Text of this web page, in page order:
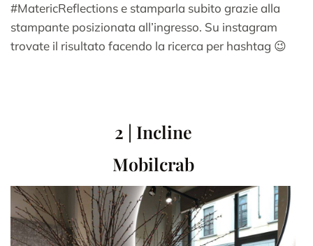
#MatericReflections e stamparla subito grazie alla
stampante posizionata all’ingresso. Su instagram
trovate il risultato facendo la ricerca per hashtag 😉
2 | Incline
Mobilcrab